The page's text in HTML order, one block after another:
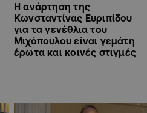
Η ανάρτηση της
Kωνσταντίνας Ευριπίδου
για τα γενέθλια του
Μιχόπουλου είναι γεμάτη
έρωτα και κοινές στιγμές